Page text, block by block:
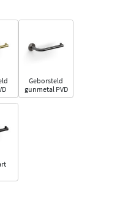
Geborsteld
gunmetal PVD